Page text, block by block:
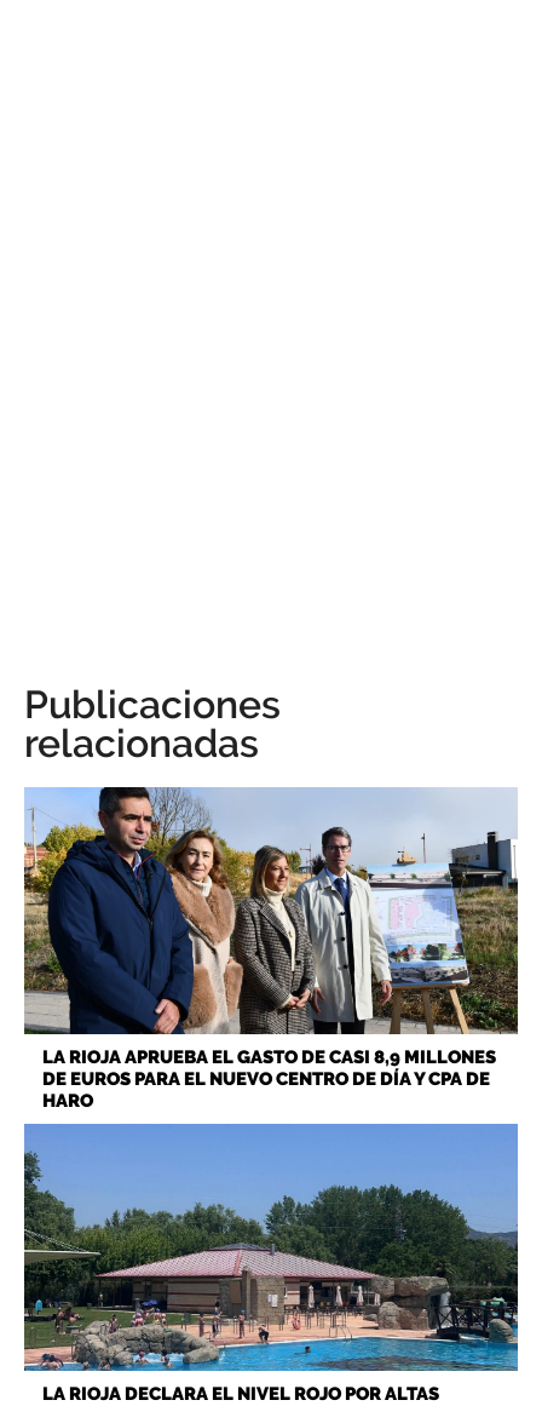
Publicaciones
relacionadas
LA RIOJA APRUEBA EL GASTO DE CASI 8,9 MILLONES
DE EUROS PARA EL NUEVO CENTRO DE DÍA Y CPA DE
HARO
LA RIOJA DECLARA EL NIVEL ROJO POR ALTAS